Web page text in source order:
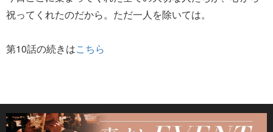
祝ってくれたのだから。ただ一人を除いては。
第10話の続きはこちら